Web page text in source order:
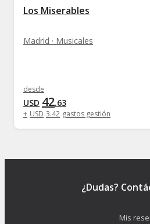
Los Miserables
Madrid · Musicales
desde
USD 42.63
+ USD 3.42 gastos gestión
¿Dudas?
Mis